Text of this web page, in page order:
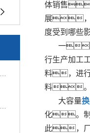
体销售
展，
度受到哪
一
行生产加
料，进
料
大容量
化。制
此，厂